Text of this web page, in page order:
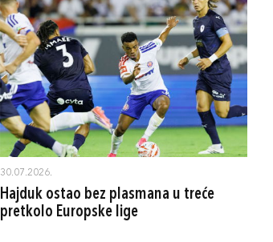
30.07.2026.
Hajduk ostao bez plasmana u treće
pretkolo Europske lige